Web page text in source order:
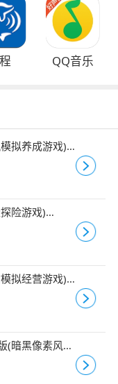
QQ音乐
拟养成游戏)
免安装版
险游戏)
拟经营游戏)
装版
(暗黑像素风动
装版